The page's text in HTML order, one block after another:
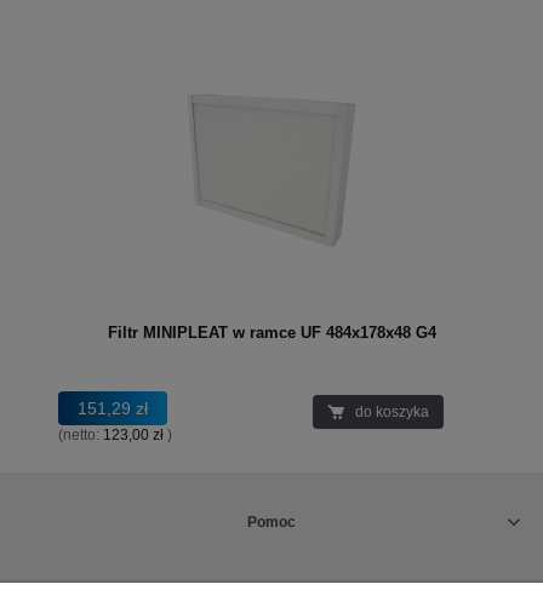
Filtr MINIPLEAT w ramce UF 484x178x48 G4
151,29 zł
(netto: 123,00 zł )
do koszyka
Pomoc